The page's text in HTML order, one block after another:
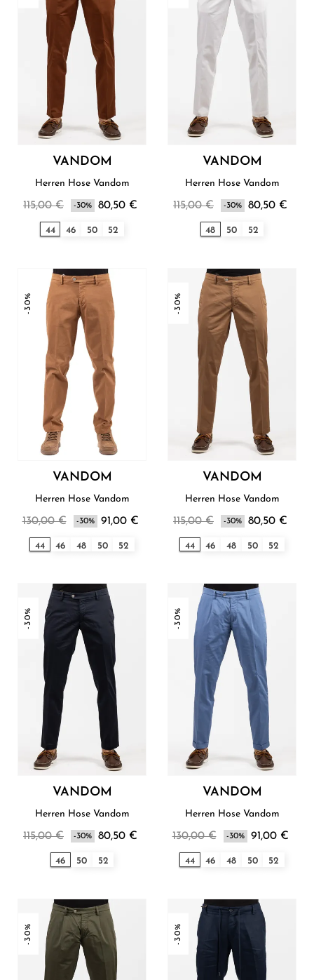
VANDOM
Herren Hose Vandom
115,00 € -30% 80,50 €
44 46 50 52
VANDOM
Herren Hose Vandom
115,00 € -30% 80,50 €
48 50 52
-30%
VANDOM
Herren Hose Vandom
130,00 € -30% 91,00 €
44 46 48 50 52
-30%
VANDOM
Herren Hose Vandom
115,00 € -30% 80,50 €
44 46 48 50 52
-30%
VANDOM
Herren Hose Vandom
115,00 € -30% 80,50 €
46 50 52
-30%
VANDOM
Herren Hose Vandom
130,00 € -30% 91,00 €
44 46 48 50 52
-30% -30%